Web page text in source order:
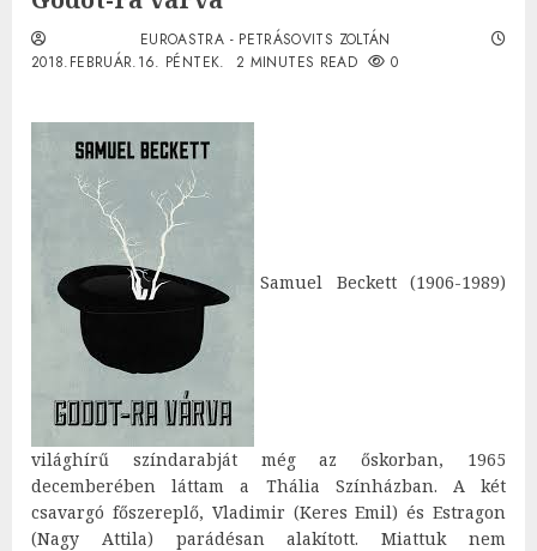
EUROASTRA - PETRÁSOVITS ZOLTÁN
2018.FEBRUÁR.16. PÉNTEK.
2 MINUTES READ 0
Samuel Beckett (1906-1989)
világhírű színdarabját még az őskorban, 1965
decemberében láttam a Thália Színházban. A két
csavargó főszereplő, Vladimir (Keres Emil) és Estragon
(Nagy Attila) parádésan alakított. Miattuk nem